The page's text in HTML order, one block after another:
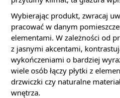
Wybierając produkt, zwracaj
pracować w danym
elementami. W zależności od
z jasnymi akcentami,
wykończeniami o bardziej
wiele osób łączy płytki z
drzwiczki czy naturalne
wnętrza.